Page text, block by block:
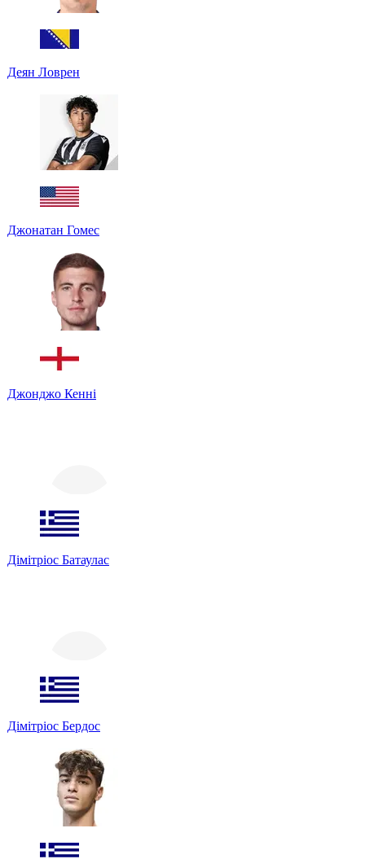
Деян Ловрен
Джонатан Гомес
Джонджо Кенні
Дімітріос Батаулас
Дімітріос Бердос